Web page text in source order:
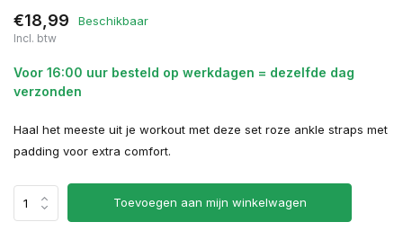
€18,99 Beschikbaar
Incl. btw
Voor 16:00 uur besteld op werkdagen = dezelfde dag
verzonden
Haal het meeste uit je workout met deze set roze ankle straps met
padding voor extra comfort.
Toevoegen aan mijn winkelwagen